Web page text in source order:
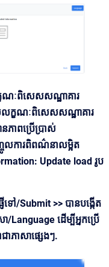
ណៈពិសេសសណ្ឋាគារ
ក្ខណៈពិសេសសណ្ឋាគារ
ភាពប្រើប្រាស់
លការពិពណ៌នាលម្អិត
Update load រូប
ើទៅ/Submit >>បានបង្កើត
/Language ដើម្បីអ្នកប្រើ
ជាភាសាផ្សេងៗ.